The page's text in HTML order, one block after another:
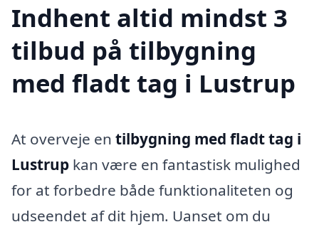
Indhent altid mindst 3
tilbud på tilbygning
med fladt tag i Lustrup
At overveje en tilbygning med fladt tag i
Lustrup kan være en fantastisk mulighed
for at forbedre både funktionaliteten og
udseendet af dit hjem. Uanset om du